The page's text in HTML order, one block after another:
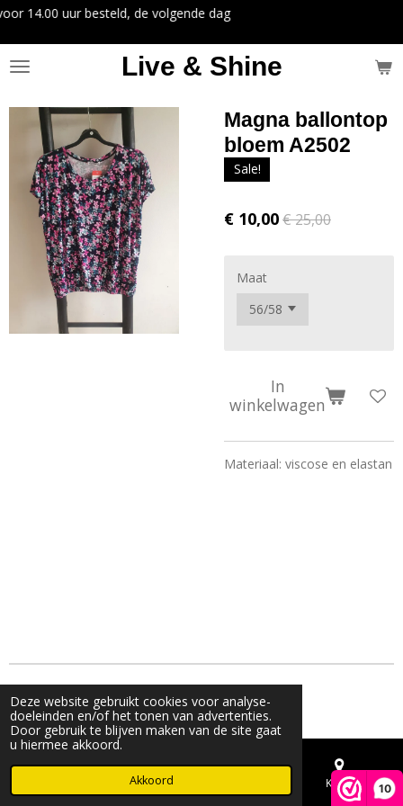
Deze website gebruikt cookies voor analyse-
doeleinden en/of het tonen van advertenties.
Door gebruik te blijven maken van de site gaat
u hiermee akkoord.
Akkoord
10
Ga
de
Live & Shine
de volgende dag
Magna ballontop
bloem A2502
Sale!
€ 10,00€ 25,00
Maat
In
winkelwagen
Materiaal: viscose en elastan
© 2023 - 2026 Live & Shine
Powered by JouwWeb
Telefoonnummer Kaart